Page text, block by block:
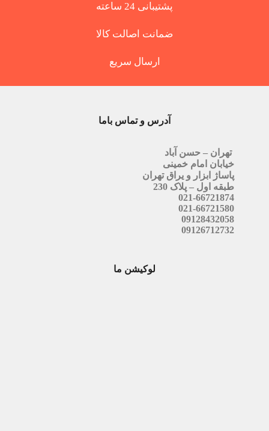
پشتیبانی 24 ساعته
ضمانت اصالت کالا
ارسال سریع
آدرس و تماس باما
تهران – حسن آباد
خیابان امام خمینی
پاساژ ابزار و یراق تهران
طبقه اول – پلاک 230
021-66721874
021-66721580
09128432058
09126712732
لوکیشن ما